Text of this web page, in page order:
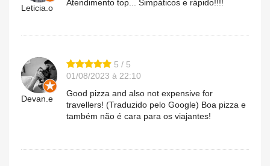
Leticia.o
Atendimento top... Simpáticos e rápido!!!!
Devan.e
5 / 5
01/08/2023 à 22:10
Good pizza and also not expensive for
travellers! (Traduzido pelo Google) Boa pizza e
também não é cara para os viajantes!